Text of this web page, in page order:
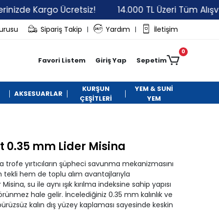
Ücretsiz! 14.000 TL Üzeri Tüm
Sipariş Takip | Yardım | İletişim
Favori Listem Giriş Yap Sepetim
0
AKSESUARLAR
KURŞUN
ÇEŞİTLERİ
YEM & SUNİ
YEM
0.35 mm Lider Misina
trofe yırtıcıların şüpheci savunma mekanizmasını
hem de toplu alım avantajlarıyla
su ile aynı ışık kırılma indeksine sahip yapısı
hale gelir. İncelediğiniz 0.35 mm kalınlık ve
kalın dış yüzey kaplaması sayesinde keskin